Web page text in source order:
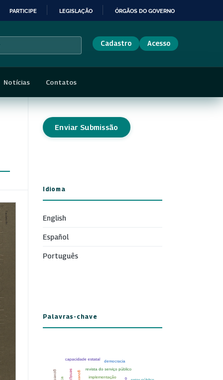
PARTICIPE LEGISLAÇÃO ÓRGÃOS DO GOVERNO
Cadastro Acesso
Notícias Contatos
Enviar Submissão
Idioma
English
Español
Português
Palavras-chave